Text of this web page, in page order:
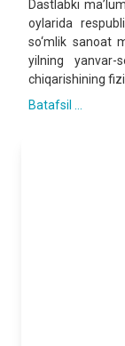
Dastlabki
oylarida
so‘mlik sanoat
yilning yanvar-
chiqarishining
Batafsil ...